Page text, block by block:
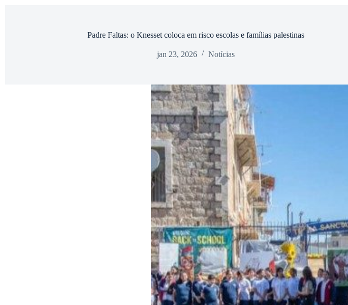
Padre Faltas: o Knesset coloca em risco escolas e famílias palestinas
jan 23, 2026 Notícias